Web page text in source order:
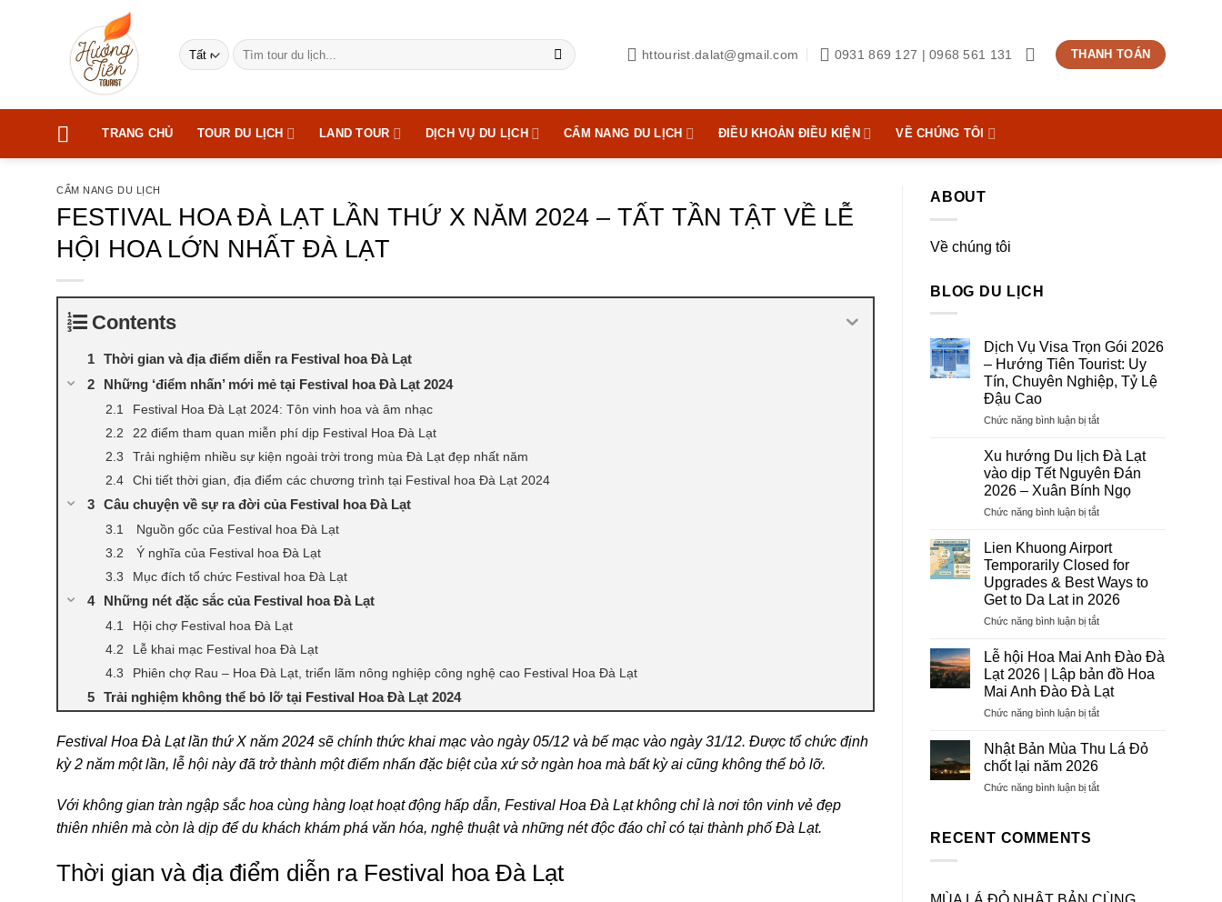
Tìm
kiếm:
httourist.dalat@gmail.com 0931 869 127 | 0968 561 131 THANH TOÁN
TRANG CHỦ TOUR DU LỊCH LAND TOUR DỊCH VỤ DU LỊCH CẨM NANG DU LỊCH ĐIỀU KHOẢN ĐIỀU KIỆN VỀ CHÚNG TÔI
CẨM NANG DU LỊCH
FESTIVAL HOA ĐÀ LẠT LẦN THỨ X NĂM 2024 – TẤT TẦN TẬT VỀ LỄ
HỘI HOA LỚN NHẤT ĐÀ LẠT
Contents
Thời gian và địa điểm diễn ra Festival hoa Đà Lạt
Những ‘điểm nhấn’ mới mẻ tại Festival hoa Đà Lạt 2024
Festival Hoa Đà Lạt 2024: Tôn vinh hoa và âm nhạc
22 điểm tham quan miễn phí dịp Festival Hoa Đà Lạt
Trải nghiệm nhiều sự kiện ngoài trời trong mùa Đà Lạt đẹp nhất năm
Chi tiết thời gian, địa điểm các chương trình tại Festival hoa Đà Lạt 2024
Câu chuyện về sự ra đời của Festival hoa Đà Lạt
Nguồn gốc của Festival hoa Đà Lạt
Ý nghĩa của Festival hoa Đà Lạt
Mục đích tổ chức Festival hoa Đà Lạt
Những nét đặc sắc của Festival hoa Đà Lạt
Hội chợ Festival hoa Đà Lạt
Lễ khai mạc Festival hoa Đà Lạt
Phiên chợ Rau – Hoa Đà Lạt, triển lãm nông nghiệp công nghệ cao Festival Hoa Đà Lạt
Trải nghiệm không thể bỏ lỡ tại Festival Hoa Đà Lạt 2024
Festival Hoa Đà Lạt lần thứ X năm 2024 sẽ chính thức khai mạc vào ngày 05/12 và bế mạc vào ngày 31/12. Được tổ chức định
kỳ 2 năm một lần, lễ hội này đã trở thành một điểm nhấn đặc biệt của xứ sở ngàn hoa mà bất kỳ ai cũng không thể bỏ lỡ.
Với không gian tràn ngập sắc hoa cùng hàng loạt hoạt động hấp dẫn, Festival Hoa Đà Lạt không chỉ là nơi tôn vinh vẻ đẹp
thiên nhiên mà còn là dịp để du khách khám phá văn hóa, nghệ thuật và những nét độc đáo chỉ có tại thành phố Đà Lạt.
Thời gian và địa điểm diễn ra Festival hoa Đà Lạt
ABOUT
Về chúng tôi
BLOG DU LỊCH
Dịch Vụ Visa Trọn Gói 2026
– Hướng Tiên Tourist: Uy
Tín, Chuyên Nghiệp, Tỷ Lệ
Đậu Cao
Chức năng bình luận bị tắtở
Vụ
Visa
Trọn
Gói
2026
Hướng
Tiên
Tourist:
Uy
Tín,
Chuyên
Tỷ
Đậu
Cao
Xu hướng Du lịch Đà Lạt
vào dịp Tết Nguyên Đán
2026 – Xuân Bính Ngọ
Chức năng bình luận bị tắtở
hướng
Du
lịch
Đà
Lạt
vào
Tết
Nguyên
Đán
2026
–
Bính
Lien Khuong Airport
Temporarily Closed for
Upgrades & Best Ways to
Get to Da Lat in 2026
Chức năng bình luận bị tắtở
Khuong
Airport
Temporarily
Closed
for
&
to
Lễ hội Hoa Mai Anh Đào Đà
Lạt 2026 | Lập bản đồ Hoa
Mai Anh Đào Đà Lạt
Chức năng bình luận bị tắtở
hội
Anh
bản
Nhật Bản Mùa Thu Lá Đỏ
chốt lại năm 2026
Chức năng bình luận bị tắtở
chốt
RECENT COMMENTS